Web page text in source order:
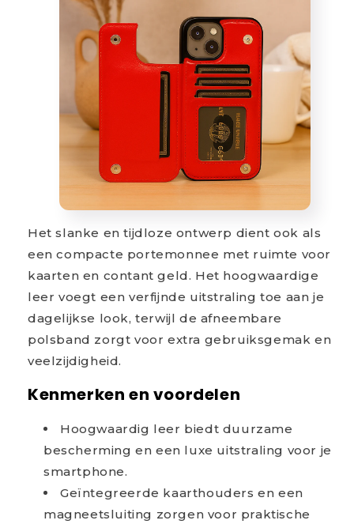
Het slanke en tijdloze ontwerp dient ook als
een compacte portemonnee met ruimte voor
kaarten en contant geld. Het hoogwaardige
leer voegt een verfijnde uitstraling toe aan je
dagelijkse look, terwijl de afneembare
polsband zorgt voor extra gebruiksgemak en
veelzijdigheid.
Kenmerken en voordelen
Hoogwaardig leer biedt duurzame
bescherming en een luxe uitstraling voor je
smartphone.
Geïntegreerde kaarthouders en een
magneetsluiting zorgen voor praktische